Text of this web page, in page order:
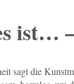
ist…
sagt die